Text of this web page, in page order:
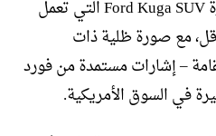
يبدو أن حجمها مشابه لسيارة Ford Kuga SUV التي تعمل
مع صورة ظلية ذات
– إشارات مستمدة من فورد